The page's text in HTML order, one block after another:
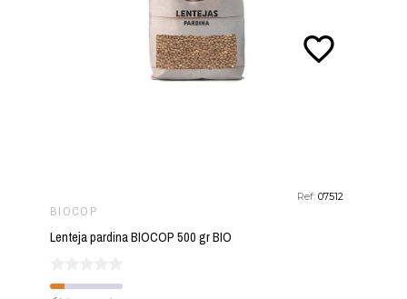
Ref:07512
BIOCOP
Lenteja pardina BIOCOP 500 gr BIO
favorite_border